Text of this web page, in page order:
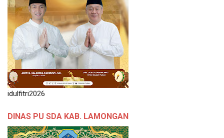
idulfitri2026
DINAS PU SDA KAB. LAMONGAN